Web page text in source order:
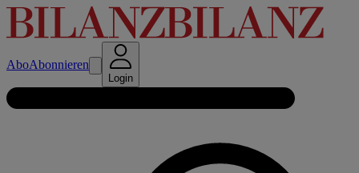
AboAbonnieren
Login